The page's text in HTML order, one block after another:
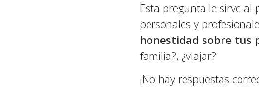
Esta pregunta le sirve al
personales y
honestidad sobre tus
familia?, ¿viajar?
¡No hay respuestas